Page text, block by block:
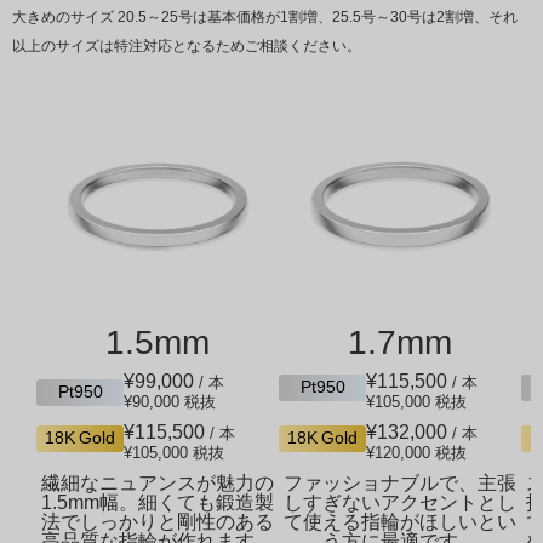
大きめのサイズ 20.5～25号は基本価格が1割増、25.5号～30号は2割増、それ
以上のサイズは特注対応となるためご相談ください。
1.5mm
Pt950 ¥99,000 / 本
¥90,000 税抜
18K Gold ¥115,500 / 本
¥105,000 税抜
繊細なニュアンスが魅力の
1.5mm幅。細くても鍛造製
法でしっかりと剛性のある
1.7mm
Pt950 ¥115,500 / 本
¥105,000 税抜
18K Gold ¥132,000 / 本
¥120,000 税抜
ファッショナブルで、主張
しすぎないアクセントとし
て使える指輪がほしいとい